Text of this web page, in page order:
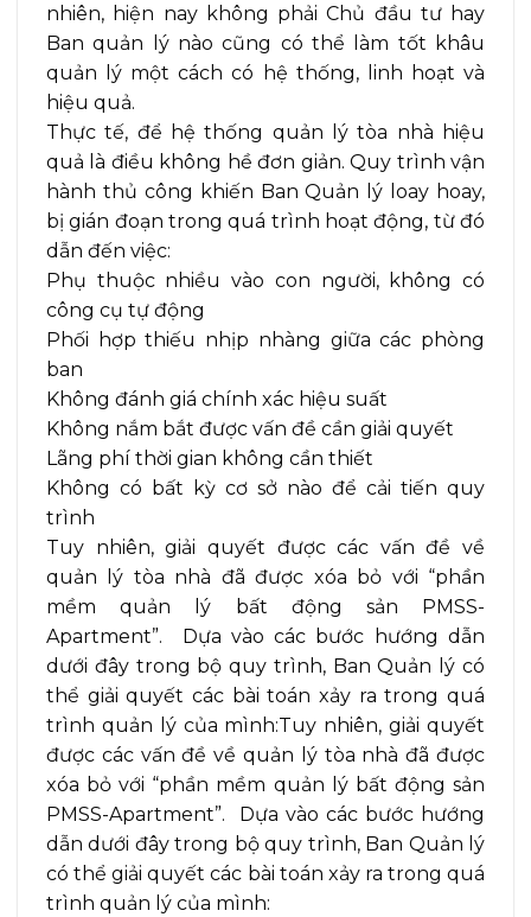
nhiên, hiện nay không phải Chủ đầu tư hay
Ban quản lý nào cũng có thể làm tốt khâu
quản lý một cách có hệ thống, linh hoạt và
hiệu quả.
Thực tế, để hệ thống quản lý tòa nhà hiệu
quả là điều không hề đơn giản. Quy trình vận
hành thủ công khiến Ban Quản lý loay hoay,
bị gián đoạn trong quá trình hoạt động, từ đó
dẫn đến việc:
Phụ thuộc nhiều vào con người, không có
công cụ tự động
Phối hợp thiếu nhịp nhàng giữa các phòng
ban
Không đánh giá chính xác hiệu suất
Không nắm bắt được vấn đề cần giải quyết
Lãng phí thời gian không cần thiết
Không có bất kỳ cơ sở nào để cải tiến quy
trình
Tuy nhiên, giải quyết được các vấn đề về
quản lý tòa nhà đã được xóa bỏ với “phần
mềm quản lý bất động sản PMSS-
Apartment”. Dựa vào các bước hướng dẫn
dưới đây trong bộ quy trình, Ban Quản lý có
thể giải quyết các bài toán xảy ra trong quá
trình quản lý của mình:Tuy nhiên, giải quyết
được các vấn đề về quản lý tòa nhà đã được
xóa bỏ với “phần mềm quản lý bất động sản
PMSS-Apartment”. Dựa vào các bước hướng
dẫn dưới đây trong bộ quy trình, Ban Quản lý
có thể giải quyết các bài toán xảy ra trong quá
trình quản lý của mình: